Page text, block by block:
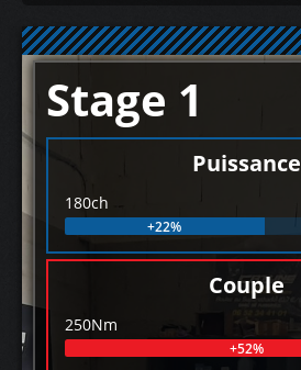
Stage 1
Puissance
180ch
+22%
Couple
250Nm
+52%